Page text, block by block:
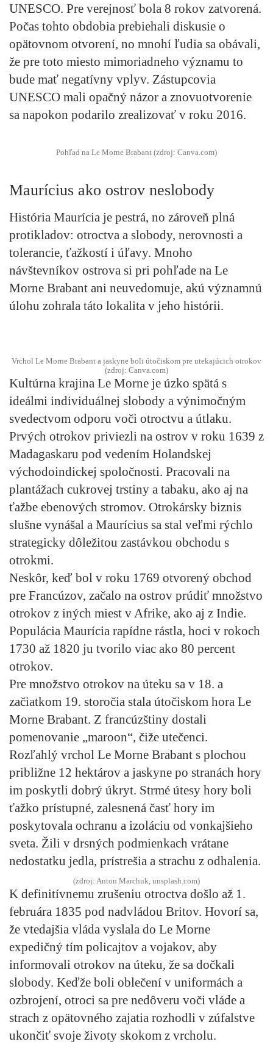
UNESCO. Pre verejnosť bola 8 rokov zatvorená.
Počas tohto obdobia prebiehali diskusie o
opätovnom otvorení, no mnohí ľudia sa obávali,
že pre toto miesto mimoriadneho významu to
bude mať negatívny vplyv. Zástupcovia
UNESCO mali opačný názor a znovuotvorenie
sa napokon podarilo zrealizovať v roku 2016.
Pohľad na Le Morne Brabant (zdroj: Canva.com)
Maurícius ako ostrov neslobody
História Maurícia je pestrá, no zároveň plná
protikladov: otroctva a slobody, nerovnosti a
tolerancie, ťažkostí i úľavy. Mnoho
návštevníkov ostrova si pri pohľade na Le
Morne Brabant ani neuvedomuje, akú významnú
úlohu zohrala táto lokalita v jeho histórii.
Vrchol Le Morne Brabant a jaskyne boli útočiskom pre utekajúcich otrokov
(zdroj: Canva.com)
Kultúrna krajina Le Morne je úzko spätá s
ideálmi individuálnej slobody a výnimočným
svedectvom odporu voči otroctvu a útlaku.
Prvých otrokov priviezli na ostrov v roku 1639 z
Madagaskaru pod vedením Holandskej
východoindickej spoločnosti. Pracovali na
plantážach cukrovej trstiny a tabaku, ako aj na
ťažbe ebenových stromov. Otrokársky biznis
slušne vynášal a Maurícius sa stal veľmi rýchlo
strategicky dôležitou zastávkou obchodu s
otrokmi.
Neskôr, keď bol v roku 1769 otvorený obchod
pre Francúzov, začalo na ostrov prúdiť množstvo
otrokov z iných miest v Afrike, ako aj z Indie.
Populácia Maurícia rapídne rástla, hoci v rokoch
1730 až 1820 ju tvorilo viac ako 80 percent
otrokov.
Pre množstvo otrokov na úteku sa v 18. a
začiatkom 19. storočia stala útočiskom hora Le
Morne Brabant. Z francúzštiny dostali
pomenovanie „maroon“, čiže utečenci.
Rozľahlý vrchol Le Morne Brabant s plochou
približne 12 hektárov a jaskyne po stranách hory
im poskytli dobrý úkryt. Strmé útesy hory boli
ťažko prístupné, zalesnená časť hory im
poskytovala ochranu a izoláciu od vonkajšieho
sveta. Žili v drsných podmienkach vrátane
nedostatku jedla, prístrešia a strachu z odhalenia.
(zdroj: Anton Marchuk, unsplash.com)
K definitívnemu zrušeniu otroctva došlo až 1.
februára 1835 pod nadvládou Britov. Hovorí sa,
že vtedajšia vláda vyslala do Le Morne
expedičný tím policajtov a vojakov, aby
informovali otrokov na úteku, že sa dočkali
slobody. Keďže boli oblečení v uniformách a
ozbrojení, otroci sa pre nedôveru voči vláde a
strach z opätovného zajatia rozhodli v zúfalstve
ukončiť svoje životy skokom z vrcholu.